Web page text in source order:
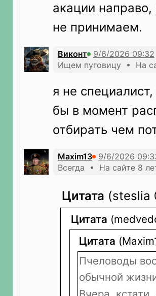
акации направо,
не принимаем.
Виконт
Ищем пуговицу • На
я не
бы в момент
отбирать чем
Maxim13
Всегда • На сайте 8
Цитата (steslia
Цитата
Цитата
Пчеловоды
обычной